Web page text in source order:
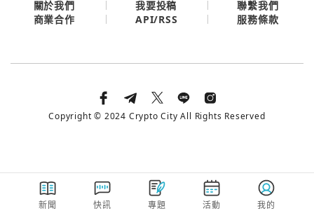
繼續表示您已同意 服務條款與隱私政策
新聞 快訊 專題 活動 我的
關於我們 我要投稿
聯繫我們
商業合作
API/RSS 服務條款
Copyright © 2024 Crypto City All Rights Reserved